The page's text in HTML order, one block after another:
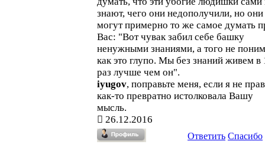
знают, чего они недополучили, но они
могут примерно то же самое думать
Вас: "Вот чувак забил себе башку
ненужными знаниями, а того не
как это глупо. Мы без знаний живем в
раз лучше чем он".
iyugov, поправьте меня, если я не
как-то превратно истолковала Вашу
мысль.
26.12.2016
Ответить Спасибо